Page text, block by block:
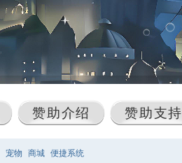
赞助介绍 赞助支持
宠物 商城 便捷系统